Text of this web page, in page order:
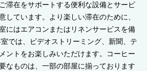
滞在をサポートする便利な設備とサービ
しています。より楽しい滞在のために、
にはエアコンまたはリネンサービスを備
では、ビデオストリーミング、新聞、テ
ントをお楽しみいただけます。コーヒー
なものは、一部の部屋に揃っております